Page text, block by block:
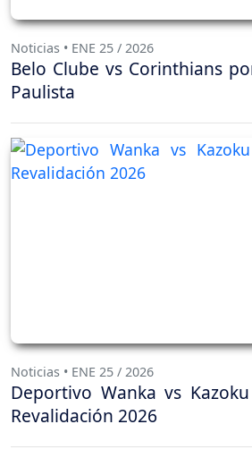
Noticias • ENE 25 / 2026
Belo Clube vs Corinthians
Paulista
Noticias • ENE 25 / 2026
Deportivo Wanka vs
Revalidación 2026